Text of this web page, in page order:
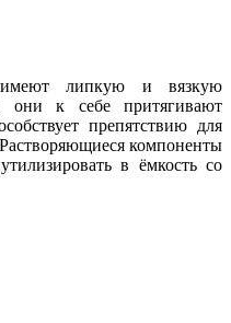
имеют липкую и вязкую
они к себе притягивают
препятствию для
компоненты
в ёмкость со